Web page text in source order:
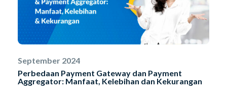
September 2024
Perbedaan Payment Gateway dan Payment
Aggregator: Manfaat, Kelebihan dan Kekurangan